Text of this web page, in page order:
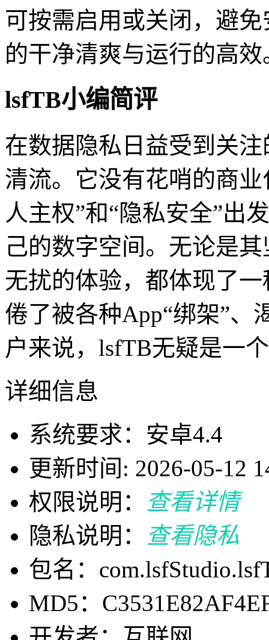
可按需启用或关闭，避
的干净清爽与运行的高效
lsfTB小编简评
在数据隐私日益受到关
清流。它没有花哨的商
人主权”和“隐私安全”出
己的数字空间。无论是
无扰的体验，都体现了
倦了被各种App“绑架”、
户来说，lsfTB无疑是一
详细信息
系统要求：安卓4.4
更新时间: 2026-05-12
权限说明：
查看详情
隐私说明：
查看隐私
包名：
MD5：